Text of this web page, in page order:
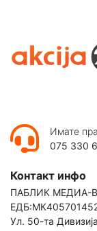
Имате
075 330
Контакт инфо
ПАБЛИК МЕДИА-
Ул. 50-та